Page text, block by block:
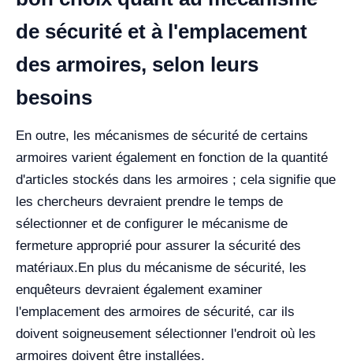
de sécurité et à l'emplacement
des armoires, selon leurs
besoins
En outre, les mécanismes de sécurité de certains
armoires varient également en fonction de la quantité
d'articles stockés dans les armoires ; cela signifie que
les chercheurs devraient prendre le temps de
sélectionner et de configurer le mécanisme de
fermeture approprié pour assurer la sécurité des
matériaux.En plus du mécanisme de sécurité, les
enquêteurs devraient également examiner
l'emplacement des armoires de sécurité, car ils
doivent soigneusement sélectionner l'endroit où les
armoires doivent être installées.